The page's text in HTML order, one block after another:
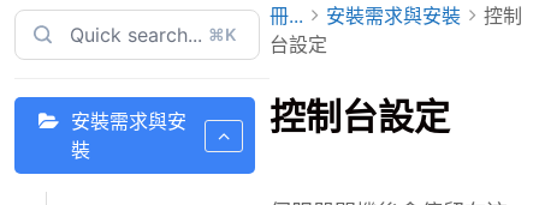
⌘K
安裝需求與安
裝
冊...
安裝需求與安裝
控制
台設定
控制台設定